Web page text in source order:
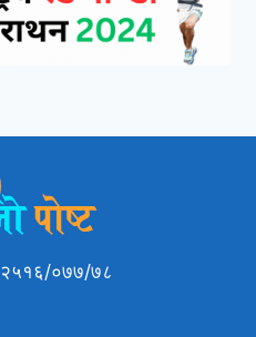
२५१६/०७७/७८